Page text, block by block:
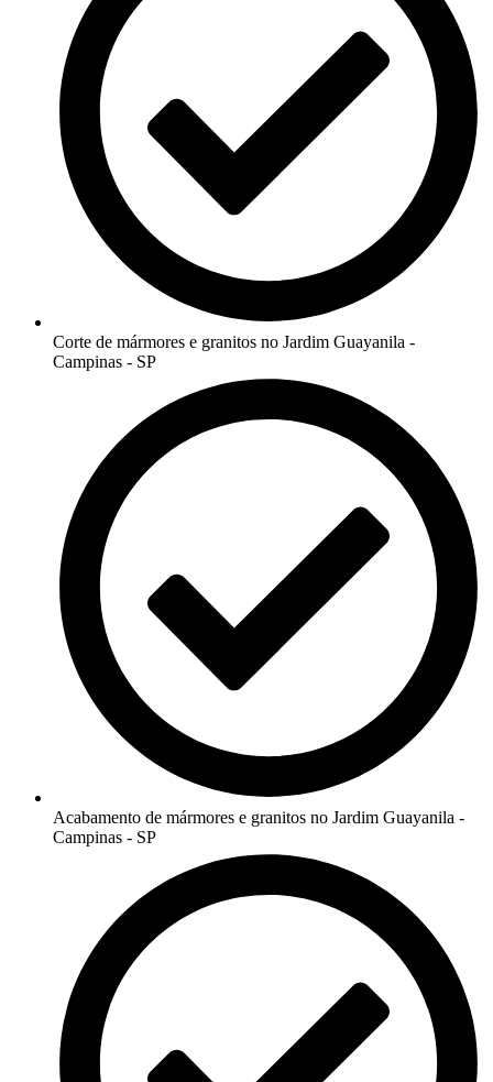
Corte de mármores e granitos no Jardim Guayanila -
Campinas - SP
Acabamento de mármores e granitos no Jardim Guayanila -
Campinas - SP